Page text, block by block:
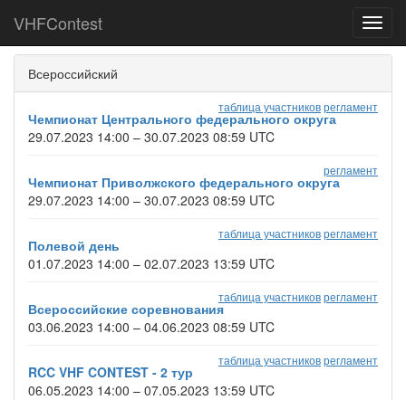
VHFContest
Всероссийский
таблица участниковрегламент
Чемпионат Центрального федерального округа
29.07.2023 14:00 – 30.07.2023 08:59 UTC
регламент
Чемпионат Приволжского федерального округа
29.07.2023 14:00 – 30.07.2023 08:59 UTC
таблица участниковрегламент
Полевой день
01.07.2023 14:00 – 02.07.2023 13:59 UTC
таблица участниковрегламент
Всероссийские соревнования
03.06.2023 14:00 – 04.06.2023 08:59 UTC
таблица участниковрегламент
RCC VHF CONTEST - 2 тур
06.05.2023 14:00 – 07.05.2023 13:59 UTC